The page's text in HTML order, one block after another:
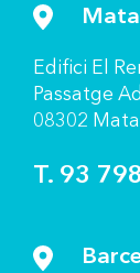
Ediﬁci El
Passatge
08302
T. 93